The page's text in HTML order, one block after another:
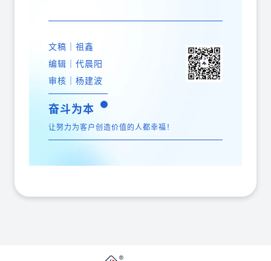
文稿｜祖鑫
编辑｜代晨阳
审核｜杨建波
奋斗为本
让努力为客户创造价值的人都幸福！